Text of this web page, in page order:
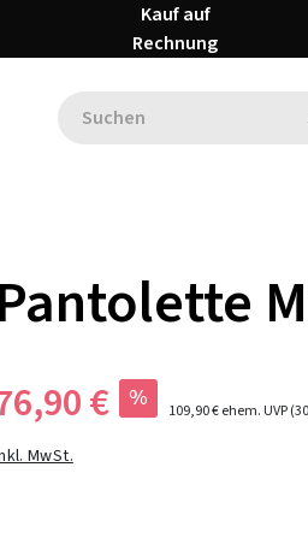
Kauf auf
Rechnung
Pantolette
€ % 109,90 €ehem. UVP
MwSt.